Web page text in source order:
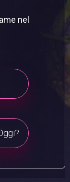
nel